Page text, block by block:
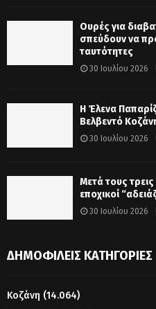
Ουρές για
σπεύδουν να
ταυτότητες
30 Ιουλίου 2026
Η Έλενα
Βελβεντό
30 Ιουλίου 2026
Μετά τους
εποχικοί
30 Ιουλίου 2026
ΔΗΜΟΦΙΛΕΊΣ ΚΑΤΗΓΟΡΊΕΣ
Κοζάνη (14.064)